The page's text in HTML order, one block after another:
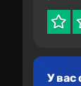
У вас